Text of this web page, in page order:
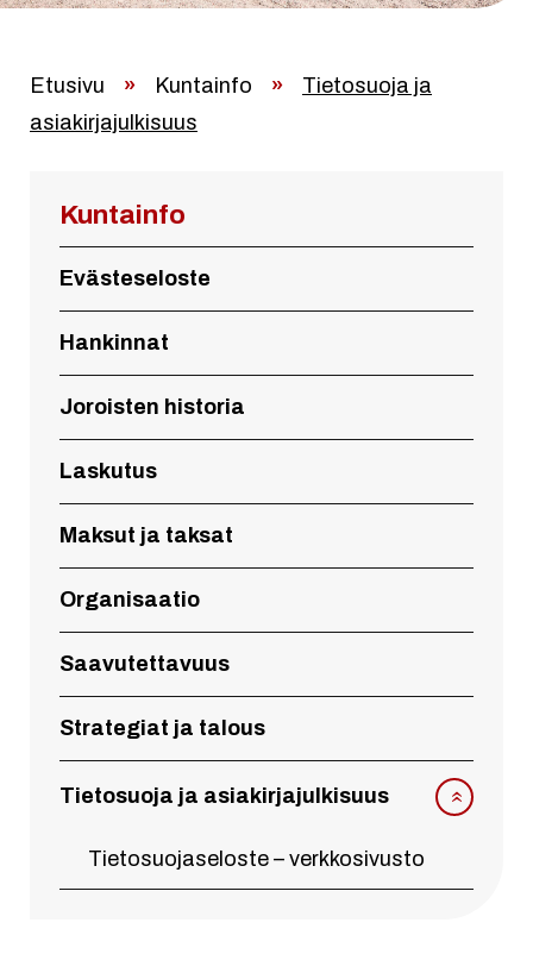
Etusivu » Kuntainfo »
Tietosuoja ja
asiakirjajulkisuus
Kuntainfo
Evästeseloste
Hankinnat
Joroisten historia
Laskutus
Maksut ja taksat
Organisaatio
Saavutettavuus
Strategiat ja talous
Tietosuoja ja asiakirjajulkisuus
Tietosuojaseloste – verkkosivusto